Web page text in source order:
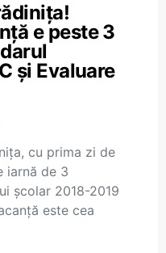
e peste 3
și Evaluare
cu prima zi de
iarnă de 3
școlar 2018-2019
este cea